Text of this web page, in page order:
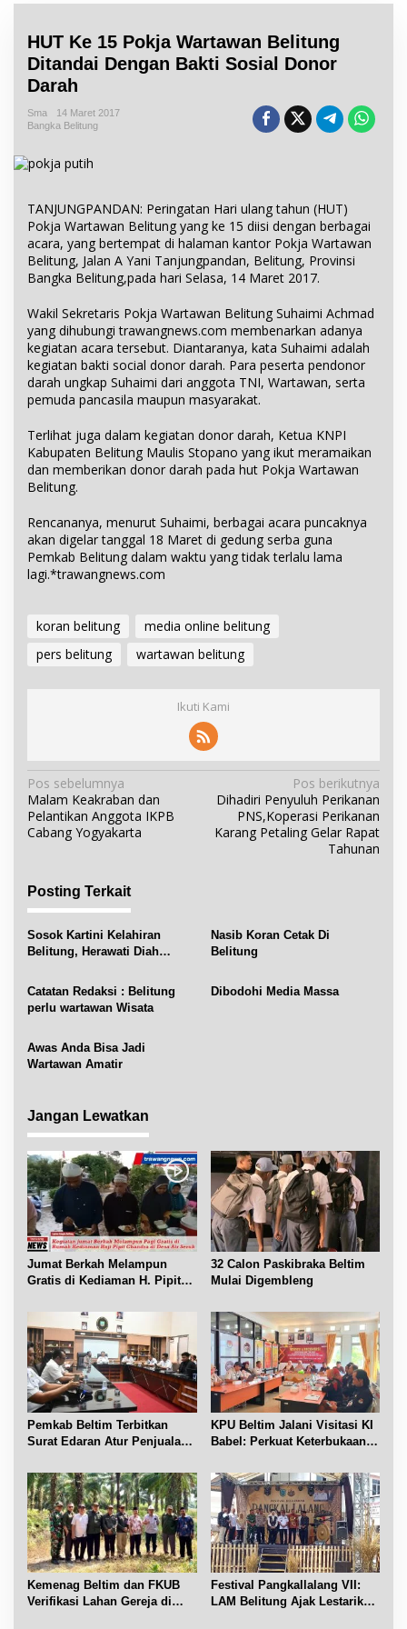
HUT Ke 15 Pokja Wartawan Belitung
Ditandai Dengan Bakti Sosial Donor
Darah
Sma
14 Maret 2017
Bangka Belitung
TANJUNGPANDAN: Peringatan Hari ulang tahun (HUT)
Pokja Wartawan Belitung yang ke 15 diisi dengan berbagai
acara, yang bertempat di halaman kantor Pokja Wartawan
Belitung, Jalan A Yani Tanjungpandan, Belitung, Provinsi
Bangka Belitung,pada hari Selasa, 14 Maret 2017.
Wakil Sekretaris Pokja Wartawan Belitung Suhaimi Achmad
yang dihubungi trawangnews.com membenarkan adanya
kegiatan acara tersebut. Diantaranya, kata Suhaimi adalah
kegiatan bakti social donor darah. Para peserta pendonor
darah ungkap Suhaimi dari anggota TNI, Wartawan, serta
pemuda pancasila maupun masyarakat.
Terlihat juga dalam kegiatan donor darah, Ketua KNPI
Kabupaten Belitung Maulis Stopano yang ikut meramaikan
dan memberikan donor darah pada hut Pokja Wartawan
Belitung.
Rencananya, menurut Suhaimi, berbagai acara puncaknya
akan digelar tanggal 18 Maret di gedung serba guna
Pemkab Belitung dalam waktu yang tidak terlalu lama
lagi.*trawangnews.com
koran belitung
media online belitung
pers belitung
wartawan belitung
Ikuti Kami
N
a
v
a
s
i
p
o
s
Pos sebelumnya
Malam Keakraban dan
Pelantikan Anggota IKPB
Cabang Yogyakarta
Pos berikutnya
Dihadiri Penyuluh Perikanan
PNS,Koperasi Perikanan
Karang Petaling Gelar Rapat
Tahunan
Posting Terkait
Sosok Kartini Kelahiran
Belitung, Herawati Diah
Nasib Koran Cetak Di
Belitung
Catatan Redaksi : Belitung
perlu wartawan Wisata
Dibodohi Media Massa
Awas Anda Bisa Jadi
Wartawan Amatir
Jangan Lewatkan
Jumat Berkah Melampun
Gratis di Kediaman H. Pipit
32 Calon Paskibraka Beltim
Mulai Digembleng
Pemkab Beltim Terbitkan
Surat Edaran Atur Penjualan
KPU Beltim Jalani Visitasi KI
Babel: Perkuat Keterbukaan
Kemenag Beltim dan FKUB
Verifikasi Lahan Gereja di
Festival Pangkallalang VII:
LAM Belitung Ajak Lestarikan